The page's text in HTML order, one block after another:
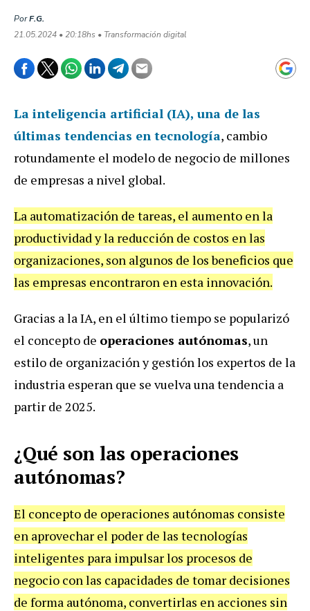
PorF.G.
21.05.2024 • 20:18hs • Transformación digital
La inteligencia artificial (IA), una de las
últimas tendencias en tecnología, cambio
rotundamente el modelo de negocio de millones
de empresas a nivel global.
La automatización de tareas, el aumento en la
productividad y la reducción de costos en las
organizaciones, son algunos de los beneficios que
las empresas encontraron en esta innovación.
Gracias a la IA, en el último tiempo se popularizó
el concepto de operaciones autónomas, un
estilo de organización y gestión los expertos de la
industria esperan que se vuelva una tendencia a
partir de 2025.
¿Qué son las operaciones
autónomas?
El concepto de operaciones autónomas consiste
en aprovechar el poder de las tecnologías
inteligentes para impulsar los procesos de
negocio con las capacidades de tomar decisiones
de forma autónoma, convertirlas en acciones sin